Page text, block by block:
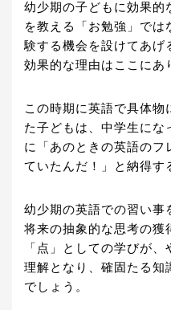
幼少期の子どもに効果的
を教える「お勉強」で
験する機会を設けてあげ
効果的な理由はここにあ
この時期に英語で具体物
た子どもは、中学生にな
に「あのときの英語のフ
ていたんだ！」と納得す
幼少期の英語での習い事
将来の抽象的な思考の獲
「点」としての学びが
理解となり、確固たる知
でしょう。